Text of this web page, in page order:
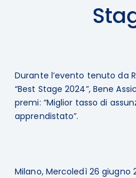
Durante l’evento tenuto da
“Best Stage 2024”, Bene
premi: “Miglior tasso di
apprendistato”.
Milano, Mercoledì 26 giugno